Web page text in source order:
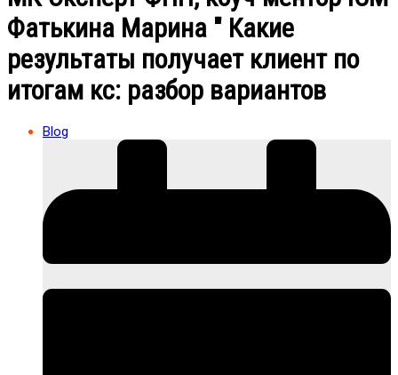
Фатькина Марина " Какие
результаты получает клиент по
итогам кс: разбор вариантов
Blog